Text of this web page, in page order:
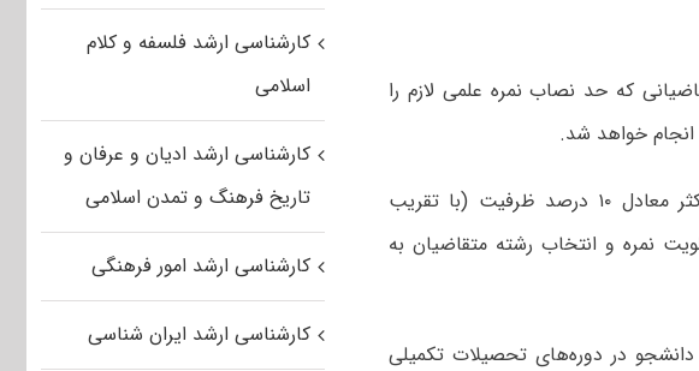
که حد نصاب نمره علمی لازم را
انجام خواهد شد.
برای فارغ التحصیلان رتبه اول مقطع کارشناسی حداکثر معادل ۱۰ درصد ظرفیت (با تقریب
نمره و انتخاب رشته متقاضیان به
در دوره‌های تحصیلات تکمیلی
کارشناسی ارشد فلسفه و کلام
اسلامی
کارشناسی ارشد ادیان و عرفان و
تاریخ فرهنگ و تمدن اسلامی
کارشناسی ارشد امور فرهنگی
کارشناسی ارشد ایران شناسی